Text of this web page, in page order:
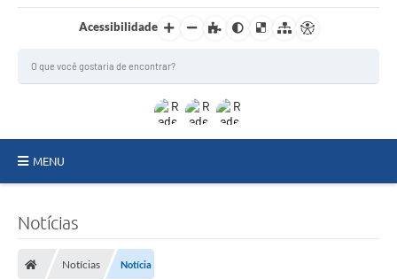
Acessibilidade
MENU
Meio Ambiente
Notícias
Notícias Notícia